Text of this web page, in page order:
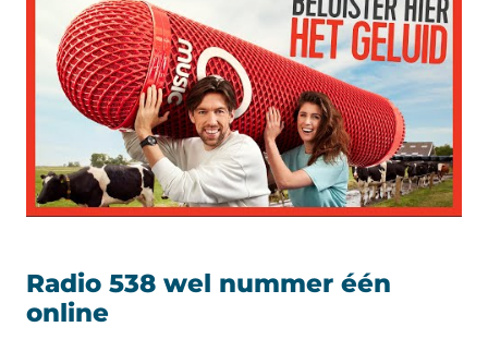
Radio 538 wel nummer één
online